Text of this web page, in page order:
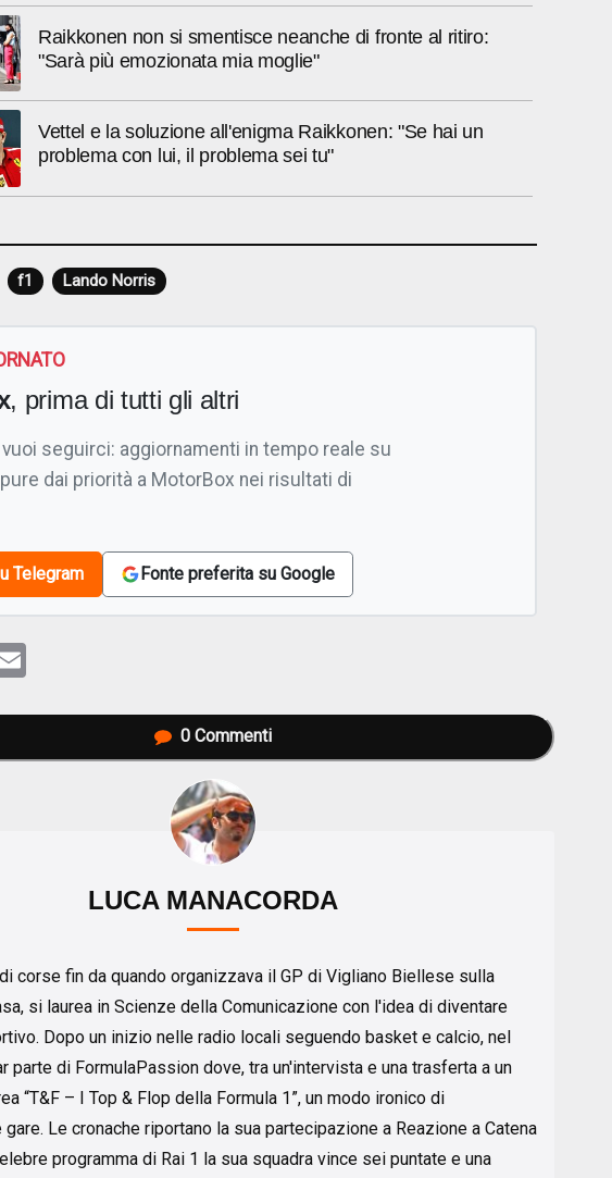
Raikkonen non si smentisce neanche di fronte al ritiro:
"Sarà più emozionata mia moglie"
Vettel e la soluzione all'enigma Raikkonen: "Se hai un
problema con lui, il problema sei tu"
f1 Lando Norris
, prima di tutti gli altri
seguirci: aggiornamenti in tempo reale su
dai priorità a MotorBox nei risultati di
Telegram Fonte preferita su Google
0 Commenti
LUCA MANACORDA
corse fin da quando organizzava il GP di Vigliano Biellese sulla
si laurea in Scienze della Comunicazione con l'idea di diventare
Dopo un inizio nelle radio locali seguendo basket e calcio, nel
parte di FormulaPassion dove, tra un'intervista e una trasferta a un
“T&F – I Top & Flop della Formula 1”, un modo ironico di
Le cronache riportano la sua partecipazione a Reazione a Catena
programma di Rai 1 la sua squadra vince sei puntate e una